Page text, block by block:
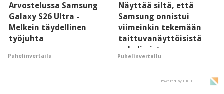
Arvostelussa Samsung
Galaxy S26 Ultra -
Melkein täydellinen
työjuhta
Puhelinvertailu
Näyttää siltä, että
Samsung onnistui
viimeinkin tekemään
taittuvanäyttöisistä
puhelimista
supersuosittuja
Puhelinvertailu
Powered by HIGH.FI